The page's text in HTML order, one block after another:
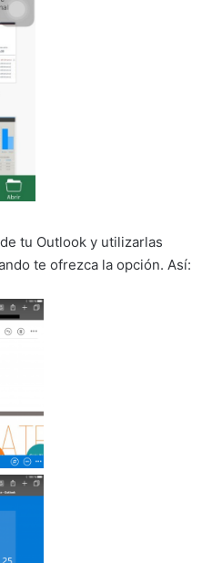
tu Outlook y utilizarlas
te ofrezca la opción. Así: